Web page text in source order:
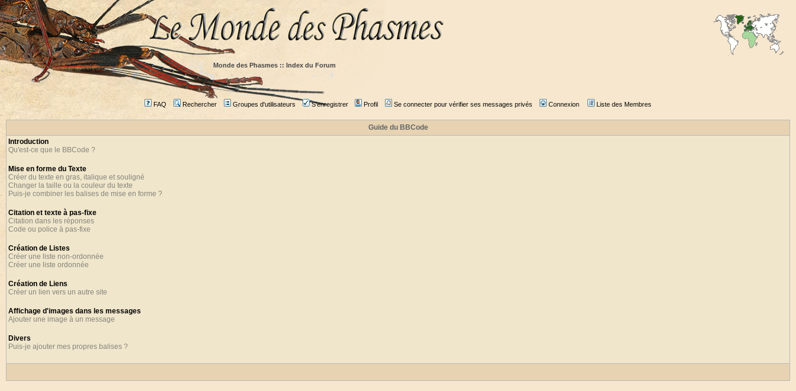
Monde des Phasmes :: Index du Forum
FAQ Rechercher Groupes d'utilisateurs S'enregistrer Profil Se connecter pour vérifier ses messages privés Connexion Liste des Membres
Guide du BBCode
Introduction
Qu'est-ce que le BBCode ?
Mise en forme du Texte
Créer du texte en gras, italique et souligné
Changer la taille ou la couleur du texte
Puis-je combiner les balises de mise en forme ?
Citation et texte à pas-fixe
Citation dans les réponses
Code ou police à pas-fixe
Création de Listes
Créer une liste non-ordonnée
Créer une liste ordonnée
Création de Liens
Créer un lien vers un autre site
Affichage d'images dans les messages
Ajouter une image à un message
Divers
Puis-je ajouter mes propres balises ?